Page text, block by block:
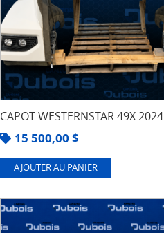
CAPOT WESTERNSTAR 49X 2024
15 500,00 $
AJOUTER AU PANIER